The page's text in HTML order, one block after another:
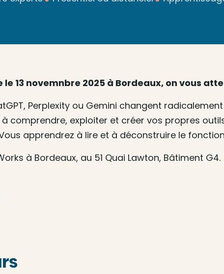
13 novemnbre 2025 à Bordeaux, on vous
Perplexity ou Gemini changent
comprendre, exploiter et créer vos propres
apprendrez à lire et à déconstruire le
à Bordeaux, au 51 Quai Lawton, Bâtiment G4.